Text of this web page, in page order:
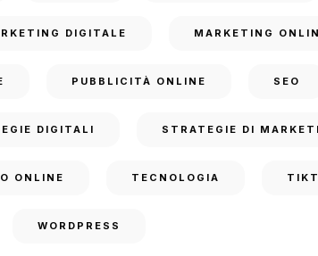
DIGITALE MARKETING
PUBBLICITÀ ONLINE SEO
DIGITALI STRATEGIE DI
ONLINE TECNOLOGIA
WORDPRESS